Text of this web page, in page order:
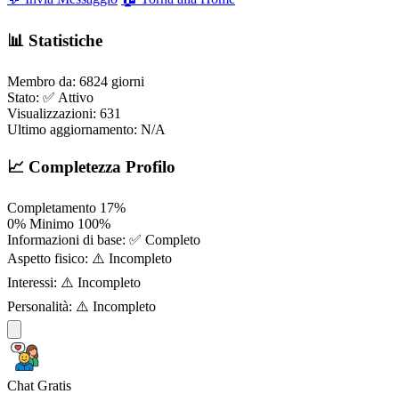
📊 Statistiche
Membro da: 6824 giorni
Stato: ✅ Attivo
Visualizzazioni: 631
Ultimo aggiornamento: N/A
📈 Completezza Profilo
Completamento 17%
0% Minimo 100%
Informazioni di base: ✅ Completo
Aspetto fisico: ⚠️ Incompleto
Interessi: ⚠️ Incompleto
Personalità: ⚠️ Incompleto
Chat Gratis